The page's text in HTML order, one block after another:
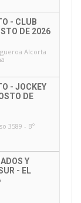
- CLUB
DE 2026
Alcorta
- JOCKEY
DE
3589 - Bº
Y
- EL